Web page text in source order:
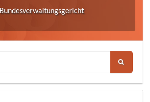
Bundesverwaltungsgericht